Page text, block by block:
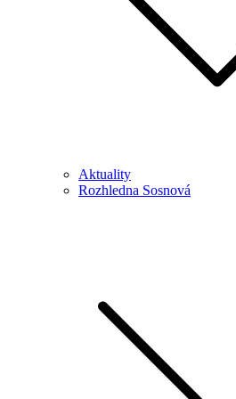
Aktuality
Rozhledna Sosnová